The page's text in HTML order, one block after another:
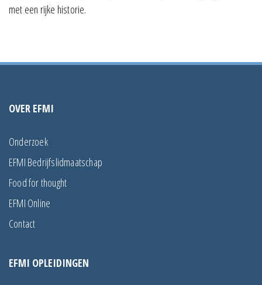
met een rijke historie.
OVER EFMI
Onderzoek
EFMI Bedrijfslidmaatschap
Food for thought
EFMI Online
Contact
EFMI OPLEIDINGEN